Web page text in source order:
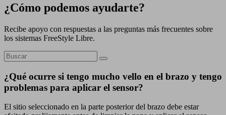
¿Cómo podemos ayudarte?
Recibe apoyo con respuestas a las preguntas más frecuentes sobre
los sistemas FreeStyle Libre.
¿Qué ocurre si tengo mucho vello en el brazo y tengo
problemas para aplicar el sensor?
El sitio seleccionado en la parte posterior del brazo debe estar